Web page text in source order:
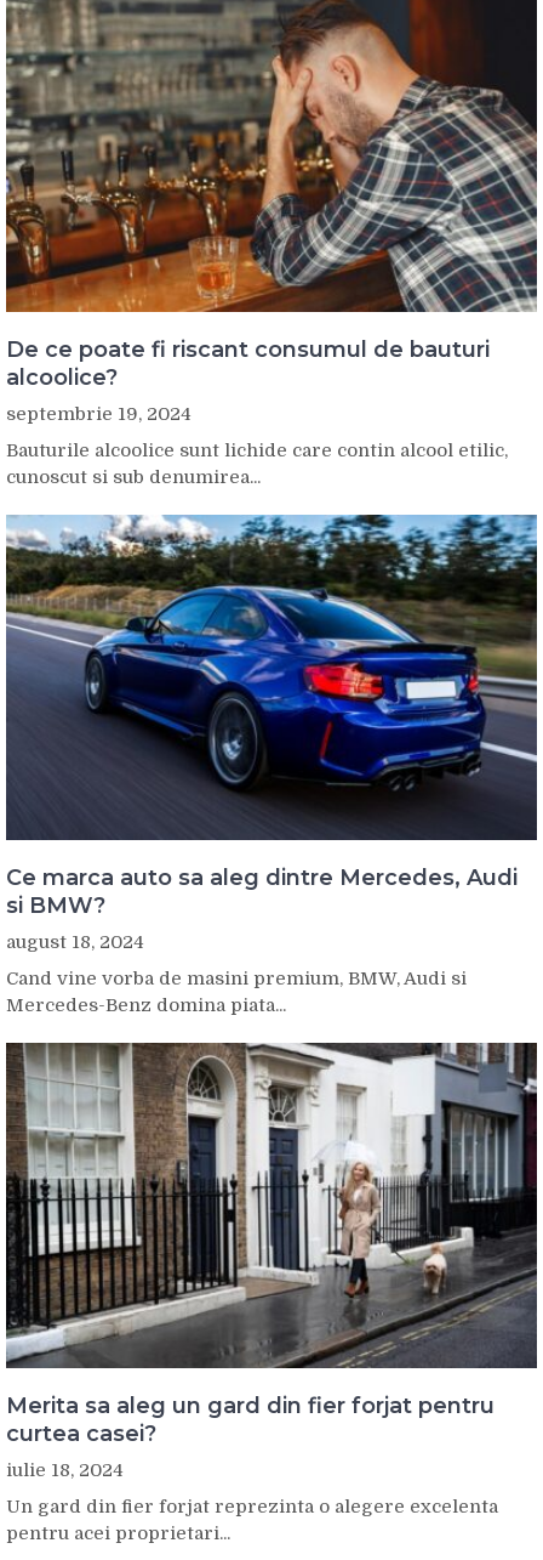
De ce poate fi riscant consumul de bauturi
alcoolice?
septembrie 19, 2024
Bauturile alcoolice sunt lichide care contin alcool etilic,
cunoscut si sub denumirea...
Ce marca auto sa aleg dintre Mercedes, Audi
si BMW?
august 18, 2024
Cand vine vorba de masini premium, BMW, Audi si
Mercedes-Benz domina piata...
Merita sa aleg un gard din fier forjat pentru
curtea casei?
iulie 18, 2024
Un gard din fier forjat reprezinta o alegere excelenta
pentru acei proprietari...